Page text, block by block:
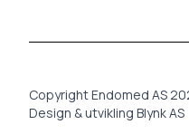
Copyright Endomed AS
Design & utvikling Blynk AS